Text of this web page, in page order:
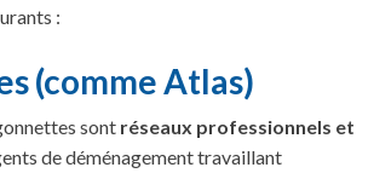
:
(comme Atlas)
sont réseaux professionnels et
de déménagement travaillant